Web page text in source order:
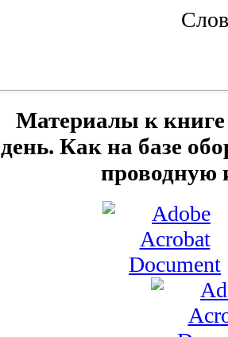
Материалы к книге
день. Как на базе
проводную